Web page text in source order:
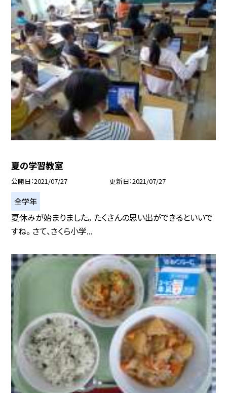
夏の学習教室
公開日 2021/07/27 更新日 2021/07/27
全学年
夏休みが始まりました。 たくさんの思い出ができるといいで
すね。 さて、さくら小学...